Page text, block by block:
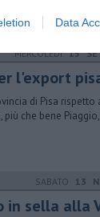
Data
MERCOLEDÌ15
l'export
di Pisa rispetto
che bene
SABATO 13
in sella alla